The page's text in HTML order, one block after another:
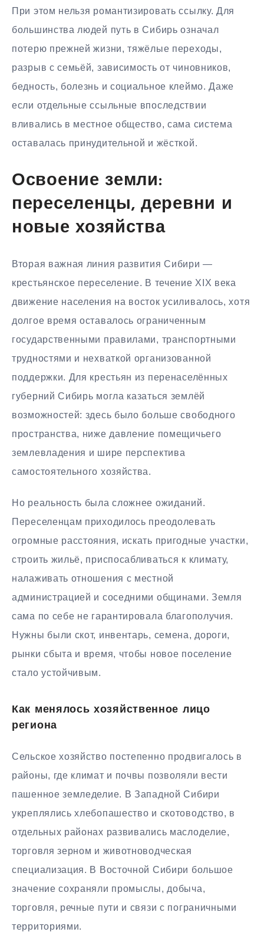
При этом нельзя романтизировать ссылку. Для
большинства людей путь в Сибирь означал
потерю прежней жизни, тяжёлые переходы,
разрыв с семьёй, зависимость от чиновников,
бедность, болезнь и социальное клеймо. Даже
если отдельные ссыльные впоследствии
вливались в местное общество, сама система
оставалась принудительной и жёсткой.
Освоение земли:
переселенцы, деревни и
новые хозяйства
Вторая важная линия развития Сибири —
крестьянское переселение. В течение XIX века
движение населения на восток усиливалось, хотя
долгое время оставалось ограниченным
государственными правилами, транспортными
трудностями и нехваткой организованной
поддержки. Для крестьян из перенаселённых
губерний Сибирь могла казаться землёй
возможностей: здесь было больше свободного
пространства, ниже давление помещичьего
землевладения и шире перспектива
самостоятельного хозяйства.
Но реальность была сложнее ожиданий.
Переселенцам приходилось преодолевать
огромные расстояния, искать пригодные участки,
строить жильё, приспосабливаться к климату,
налаживать отношения с местной
администрацией и соседними общинами. Земля
сама по себе не гарантировала благополучия.
Нужны были скот, инвентарь, семена, дороги,
рынки сбыта и время, чтобы новое поселение
стало устойчивым.
Как менялось хозяйственное лицо
региона
Сельское хозяйство постепенно продвигалось в
районы, где климат и почвы позволяли вести
пашенное земледелие. В Западной Сибири
укреплялись хлебопашество и скотоводство, в
отдельных районах развивались маслоделие,
торговля зерном и животноводческая
специализация. В Восточной Сибири большое
значение сохраняли промыслы, добыча,
торговля, речные пути и связи с пограничными
территориями.